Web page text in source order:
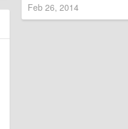
Feb 26, 2014